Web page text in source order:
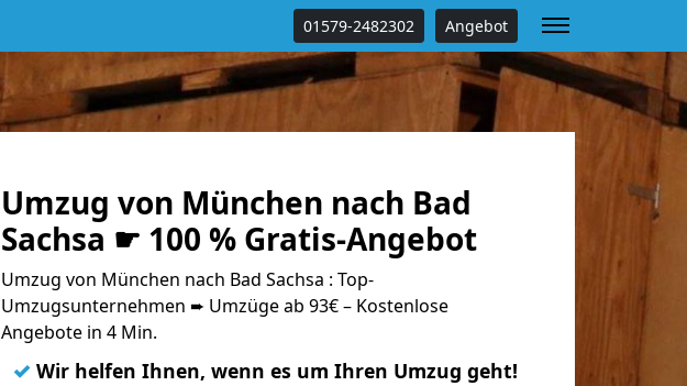
01579-2482302 Angebot
Umzug von München nach Bad
Sachsa ☛ 100 % Gratis-Angebot
Umzug von München nach Bad Sachsa : Top-
Umzugsunternehmen ➨ Umzüge ab 93€ – Kostenlose
Angebote in 4 Min.
✓ Wir helfen Ihnen, wenn es um Ihren Umzug geht!